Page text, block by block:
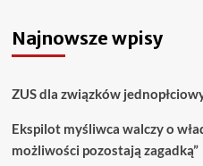
Najnowsze wpisy
ZUS dla związków
Ekspilot myśliwca walczy o
możliwości pozostają zagadką”